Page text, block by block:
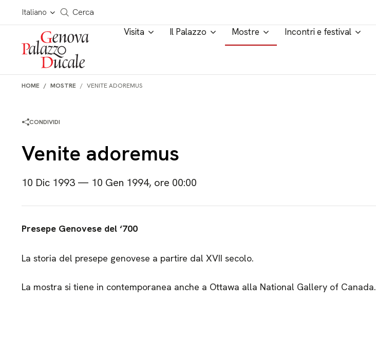
Salta al contenuto
Italiano
Cerca in tutto il sito
Cerca
Visita Il Palazzo Mostre Incontri e festival
HOME MOSTRE VENITE ADOREMUS
CONDIVIDI
Venite adoremus
10 Dic 1993 — 10 Gen 1994, ore 00:00
Presepe Genovese del ‘700
La storia del presepe genovese a partire dal XVII secolo.
La mostra si tiene in contemporanea anche a Ottawa alla National Gallery of Canada.